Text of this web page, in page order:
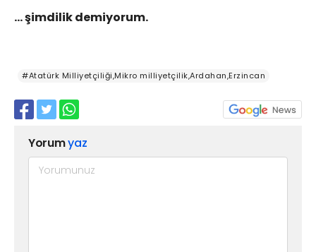
… şimdilik demiyorum.
#Atatürk Milliyetçiliği,Mikro milliyetçilik,Ardahan,Erzincan
Yorumyaz